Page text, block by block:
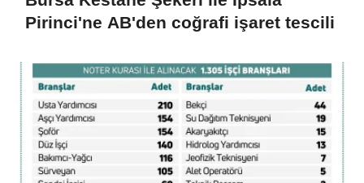
Pirinci'ne AB'den coğrafi işaret tescili